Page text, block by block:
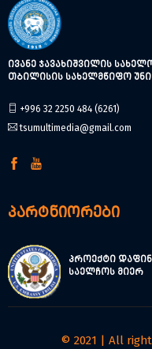
ივანე ჯავახიშვილის
თბილისის სახელმწიფო
+996 32 2250 484 (6261)
tsumultimedia@gmail.com
პარტნიორები
პროექტი
საელჩოს მიერ
© 2021 | All